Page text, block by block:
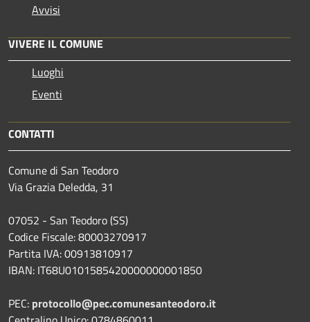
Avvisi
VIVERE IL COMUNE
Luoghi
Eventi
CONTATTI
Comune di San Teodoro
Via Grazia Deledda, 31
07052 - San Teodoro (SS)
Codice Fiscale: 80003270917
Partita IVA: 00913810917
IBAN: IT68U0101585420000000001850
PEC: protocollo@pec.comunesanteodoro.it